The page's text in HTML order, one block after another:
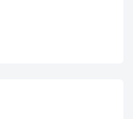
日当周初请失业金人
万人。超预期的美国经
乐观，他不认为长期通